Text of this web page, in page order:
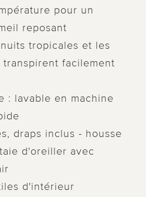
pour un
reposant
tropicales et les
facilement
: lavable en machine
draps inclus - housse
d'oreiller avec
d'intérieur